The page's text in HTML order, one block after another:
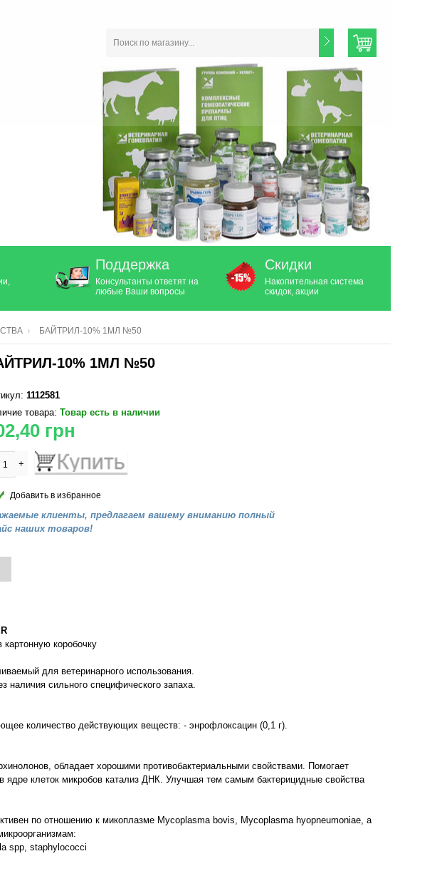
Поддержка
Консультанты ответят на
любые Ваши вопросы
Скидки
Накопительная система
скидок, акции
БАЙТРИЛ-10% 1МЛ №50
10% 1МЛ №50
1112581
товара: Товар есть в наличии
грн
+
Добавить в избранное
клиенты, предлагаем вашему вниманию полный
наших товаров!
коробочку
для ветеринарного использования.
наличия сильного специфического запаха.
количество действующих веществ: - энрофлоксацин (0,1 г).
обладает хорошими противобактериальными свойствами. Помогает
ядре клеток микробов катализ ДНК. Улучшая тем самым бактерицидные свойства
по отношению к микоплазме Mycoplasma bovis, Mycoplasma hyopneumoniae, а
spp, staphylococci